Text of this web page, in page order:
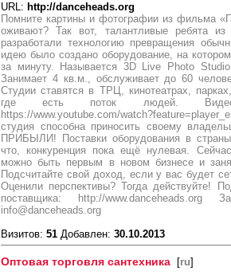
URL: http://danceheads.org
Помните картины и фотографии из фильма
оживают? Так вот, талантливые ребята
разработали технологию превращения
идею было создано оборудование, на
за минуту. Называется 3D Live Photo
Занимает 4 кв.м., обслуживает до 60
Студии ставятся в ТРЦ, кинотеатрах,
где есть поток людей. Видео
https://www.youtube.com/
студия способна приносить своему
ПРИБЫЛИ! Поставки оборудования в
что, конкуренция пока ещё нулевая.
можно быть первым в новом бизнесе и
Подсчитайте свой доход, если у вас будет
Оценили перспективы? Тогда действуйте!
поставщика: http://
info@danceheads.org
Визитов: 51 Добавлен: 30.10.2013
Оптовая торговля сантехника [ru]